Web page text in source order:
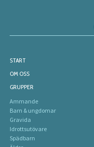
START
OM OSS
GRUPPER
Ammande
Barn & ungdomar
Gravida
Idrottsutövare
Spädbarn